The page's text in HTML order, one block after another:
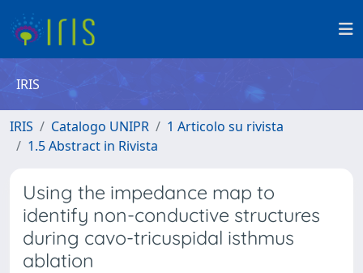
IRIS
IRIS Catalogo UNIPR
1 Articolo su rivista
1.5 Abstract in Rivista
Using the impedance map to
identify non-conductive structures
during cavo-tricuspidal isthmus
ablation